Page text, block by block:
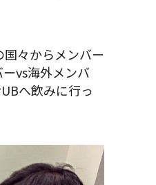
々からメンバー
vs海外メンバ
へ飲みに行っ